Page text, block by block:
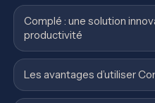
Complé : une solution
productivité
Les avantages d’utiliser